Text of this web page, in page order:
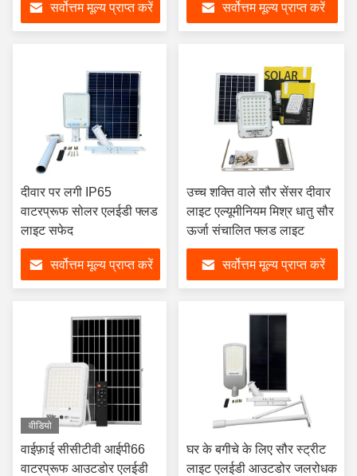
सर्वोत्तम मूल्य प्राप्त करें
बाढ़ प्रकाशसर्वोत्तम मूल्य प्राप्त करें
दीवार पर लगी IP65
वाटरप्रूफ सोलर एलईडी फ्लड
लाइट सफेद
सर्वोत्तम मूल्य प्राप्त करें
उच्च शक्ति वाले सौर सेंसर दीवार
लाइट एल्यूमीनियम मिश्र धातु सौर
ऊर्जा संचालित फ्लड लाइट
सर्वोत्तम मूल्य प्राप्त करें
वीडियो
वाईफ़ाई सीसीटीवी आईपी66
वाटरप्रूफ आउटडोर एलईडी
घर के बगीचे के लिए सौर स्ट्रीट
लाइट एलईडी आउटडोर जलरोधक